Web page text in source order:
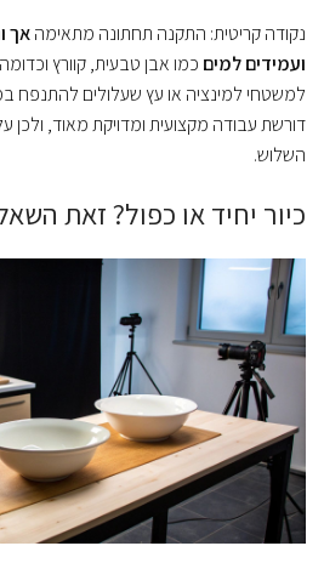
נקודה קריטית: התקנה תחתונה מתאימהאך
ועמידים למים כמו אבן טבעית, קוורץ
למשטחי למינציה או עץ שעלולים להתנפח
דורשת עבודה מקצועית ומדויקת מאוד, ולכן
השלוש.
כיור יחיד או כפול? זאת